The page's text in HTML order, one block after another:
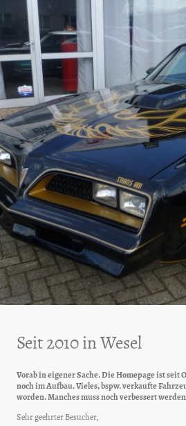
Seit 2010 in Wesel
Vorab in eigener Sache. Die Homepage ist seit
noch im Aufbau. Vieles, bspw. verkaufte
worden. Manches muss noch verbessert
Sehr geehrter Besucher,